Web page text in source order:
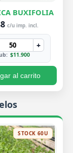
BUXIFOLIA
c/u imp. incl.
+
$11.900
al carrito
STOCK 60U